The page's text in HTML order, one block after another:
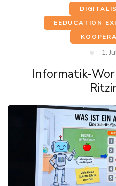
EEDUCATION
1.
Informatik-